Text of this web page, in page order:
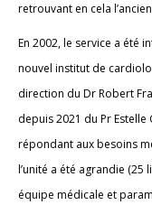
retrouvant en cela
En 2002, le service a été
nouvel institut de
direction du Dr Robert
depuis 2021 du Pr
répondant aux besoins
l’unité a été agrandie
équipe médicale et